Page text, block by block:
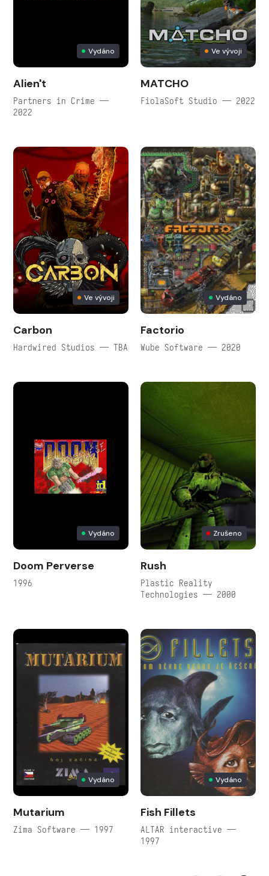
Vydáno
Alien't
Partners in Crime —
2022
Ve vývoji
MATCHO
FiolaSoft Studio — 2022
Ve vývoji
Carbon
Hardwired Studios — TBA
Vydáno
Factorio
Wube Software — 2020
Vydáno
Doom Perverse
1996
Zrušeno
Rush
Plastic Reality
Technologies — 2000
Vydáno
Mutarium
Zima Software — 1997
Vydáno
Fish Fillets
ALTAR interactive —
1997